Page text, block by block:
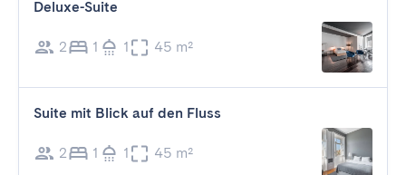
Deluxe-Suite
2 1 1 45 m²
Suite mit Blick auf den Fluss
2 1 1 45 m²